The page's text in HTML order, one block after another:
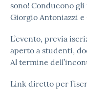
sono! Conducono gli
Giorgio Antoniazzi e
L’evento, previa
aperto a studenti,
Al termine
Link diretto per